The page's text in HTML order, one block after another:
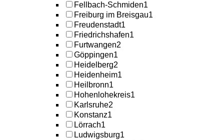
Fellbach-Schmiden1
Freiburg im Breisgau1
Freudenstadt1
Friedrichshafen1
Furtwangen2
Göppingen1
Heidelberg2
Heidenheim1
Heilbronn1
Hohenlohekreis1
Karlsruhe2
Konstanz1
Lörrach1
Ludwigsburg1